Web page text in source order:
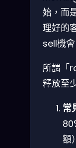
始，而
理好的
sell機會
所謂「
釋放至
常
額